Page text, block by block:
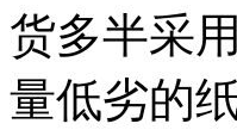
货多半采
量低劣的